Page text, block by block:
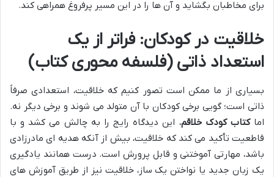
برای مخاطبان بگشاید و آن ها را در این مسیر پرفروغ همراهی کند.
خلاقیت در کودکان: فراتر از یک
استعداد ذاتی (فلسفه محوری کتاب)
بسیاری از ما ممکن است تصور کنیم که خلاقیت، استعدادی صرفاً
ذاتی است؛ گویی برخی کودکان با آن متولد می شوند و برخی دیگر نه.
اماکتاب کودک خلاقم، این دیدگاه رایج را به چالش می کشد و با
قاطعیت تأکید می کند که خلاقیت، بیش از آنکه هدیه ای مادرزادی
باشد، مهارتی آموختنی و قابل پرورش است. درست همانند یادگیری
یک زبان جدید یا نواختن یک ساز، خلاقیت نیز از طریق آموزش های